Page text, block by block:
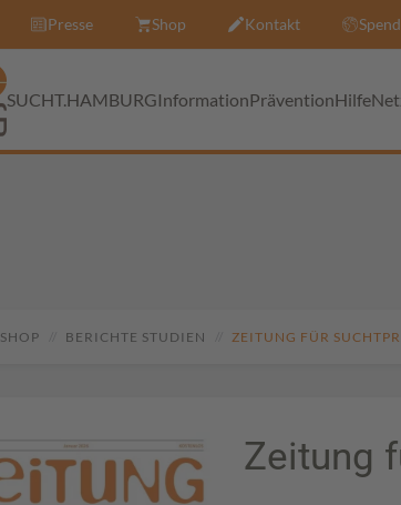
Presse Shop Kontakt
SUCHT.HAMBURGInformationPräventionHilfe
SHOP BERICHTE STUDIEN ZEITUNG FÜR
Zeitung